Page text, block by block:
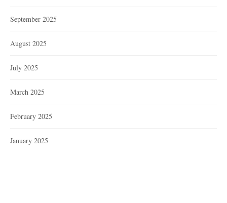
September 2025
August 2025
July 2025
March 2025
February 2025
January 2025